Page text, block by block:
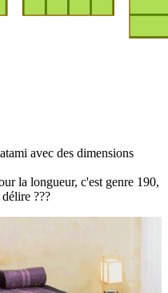
avec des dimensions
la longueur, c'est genre 190,
???